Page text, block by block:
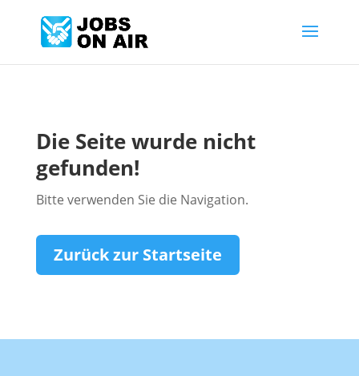
Die Seite wurde nicht
gefunden!
Bitte verwenden Sie die Navigation.
Zurück zur Startseite